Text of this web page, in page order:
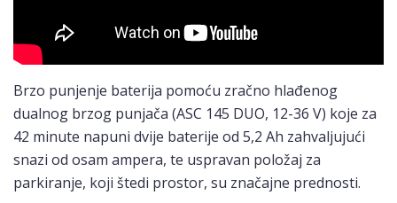
Brzo punjenje baterija pomoću zračno hlađenog
dualnog brzog punjača (ASC 145 DUO, 12-36 V) koje za
42 minute napuni dvije baterije od 5,2 Ah zahvaljujući
snazi od osam ampera, te uspravan položaj za
parkiranje, koji štedi prostor, su značajne prednosti.